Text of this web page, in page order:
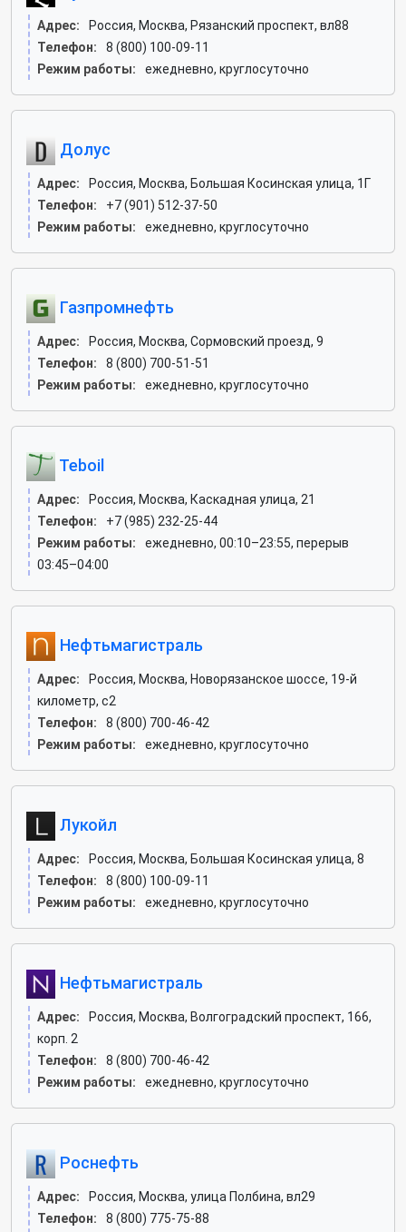
Адрес:
Россия, Москва, Рязанский проспект, вл88
Телефон:
8 (800) 100-09-11
Режим работы:
ежедневно, круглосуточно
Долус
Адрес:
Россия, Москва, Большая Косинская улица, 1Г
Телефон:
+7 (901) 512-37-50
Режим работы:
ежедневно, круглосуточно
Газпромнефть
Адрес:
Россия, Москва, Сормовский проезд, 9
Телефон:
8 (800) 700-51-51
Режим работы:
ежедневно, круглосуточно
Teboil
Адрес:
Россия, Москва, Каскадная улица, 21
Телефон:
+7 (985) 232-25-44
Режим работы:
ежедневно, 00:10–23:55, перерыв
03:45–04:00
Нефтьмагистраль
Адрес:
Россия, Москва, Новорязанское шоссе, 19-й
километр, с2
Телефон:
8 (800) 700-46-42
Режим работы:
ежедневно, круглосуточно
Лукойл
Адрес:
Россия, Москва, Большая Косинская улица, 8
Телефон:
8 (800) 100-09-11
Режим работы:
ежедневно, круглосуточно
Нефтьмагистраль
Адрес:
Россия, Москва, Волгоградский проспект, 166,
корп. 2
Телефон:
8 (800) 700-46-42
Режим работы:
ежедневно, круглосуточно
Роснефть
Адрес:
Россия, Москва, улица Полбина, вл29
Телефон:
8 (800) 775-75-88